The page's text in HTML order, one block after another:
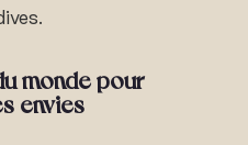
monde pour
envies